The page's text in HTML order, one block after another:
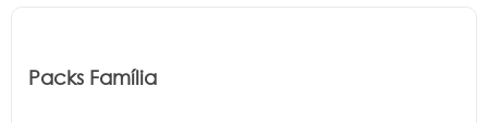
Packs Família